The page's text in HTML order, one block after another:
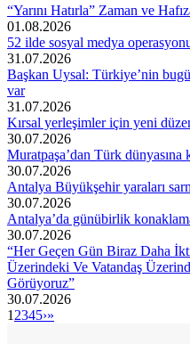
“Yarını Hatırla” Zaman ve
01.08.2026
52 ilde sosyal medya
31.07.2026
Başkan Uysal: Türkiye’nin
var
31.07.2026
Kırsal yerleşimler için yeni
30.07.2026
Muratpaşa’dan Türk dünyasına
30.07.2026
Antalya Büyükşehir yaraları
30.07.2026
Antalya’da günübirlik
30.07.2026
“Her Geçen Gün Biraz Daha
Üzerindeki Ve Vatandaş
Görüyoruz”
30.07.2026
1 2345›»